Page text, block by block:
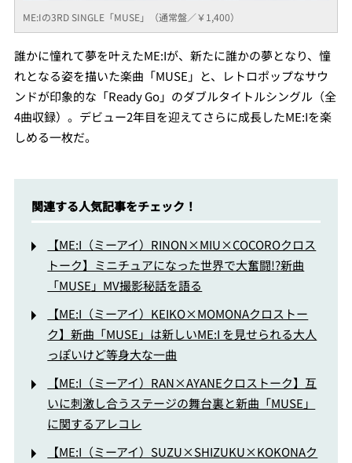
ME:Iの3RD SINGLE「MUSE」（通常盤／￥1,400）
誰かに憧れて夢を叶えたME:Iが、新たに誰かの夢となり、憧
れとなる姿を描いた楽曲「MUSE」と、レトロポップなサウ
ンドが印象的な「Ready Go」のダブルタイトルシングル（全
4曲収録）。デビュー2年目を迎えてさらに成長したME:Iを楽
しめる一枚だ。
関連する人気記事をチェック！
【ME:I（ミーアイ）RINON×MIU×COCOROクロス
トーク】ミニチュアになった世界で大奮闘!?新曲
「MUSE」MV撮影秘話を語る
【ME:I（ミーアイ）KEIKO×MOMONAクロストー
ク】新曲「MUSE」は新しいME:I を見せられる大人
っぽいけど等身大な一曲
【ME:I（ミーアイ）RAN×AYANEクロストーク】互
いに刺激し合うステージの舞台裏と新曲「MUSE」
に関するアレコレ
【ME:I（ミーアイ）SUZU×SHIZUKU×KOKONAク